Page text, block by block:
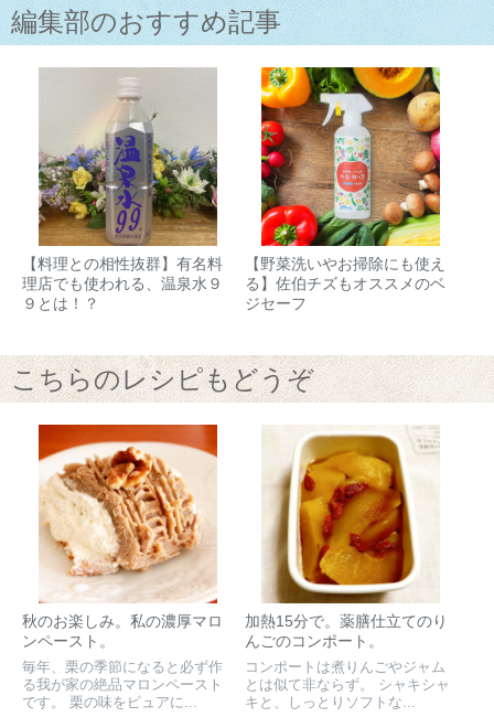
編集部のおすすめ記事
【料理との相性抜群】有名料
理店でも使われる、温泉水９
９とは！？
【野菜洗いやお掃除にも使え
る】佐伯チズもオススメのベ
ジセーフ
こちらのレシピもどうぞ
秋のお楽しみ。私の濃厚マロ
ンペースト。
毎年、栗の季節になると必ず作
る我が家の絶品マロンペースト
です。 栗の味をピュアに...
加熱15分で。薬膳仕立てのり
んごのコンポート。
コンポートは煮りんごやジャム
とは似て非ならず。 シャキシャ
キと、しっとりソフトな...